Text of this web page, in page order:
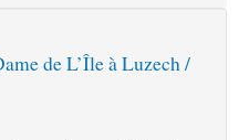
de L’Île à Luzech /